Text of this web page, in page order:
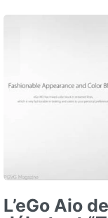
L’eGo Aio